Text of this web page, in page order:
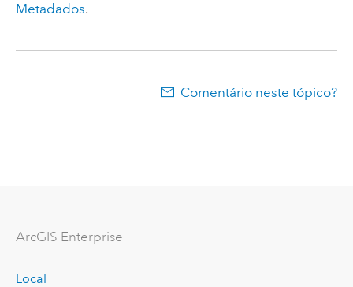
Metadados.
Comentário neste tópico?
ArcGIS Enterprise
Local